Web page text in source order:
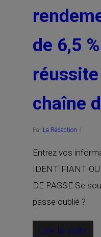
de 6,5
chaîne
Par La Rédaction
Entrez vos
IDENTIFIANT
DE PASSE Se
passe oublié ?
Lire la suite